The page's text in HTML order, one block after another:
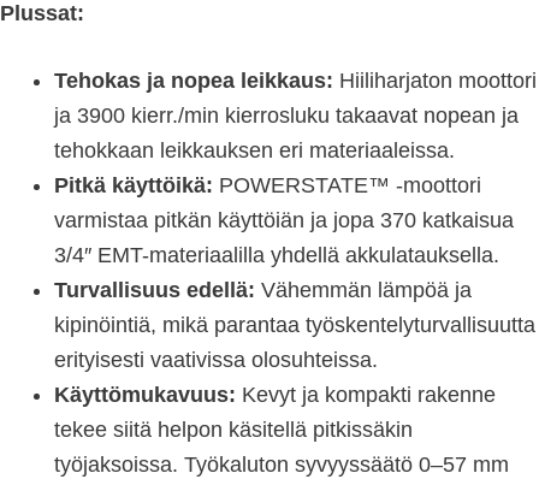
Plussat:
Tehokas ja nopea leikkaus: Hiiliharjaton moottori
ja 3900 kierr./min kierrosluku takaavat nopean ja
tehokkaan leikkauksen eri materiaaleissa.
Pitkä käyttöikä: POWERSTATE™ -moottori
varmistaa pitkän käyttöiän ja jopa 370 katkaisua
3/4″ EMT-materiaalilla yhdellä akkulatauksella.
Turvallisuus edellä: Vähemmän lämpöä ja
kipinöintiä, mikä parantaa työskentelyturvallisuutta
erityisesti vaativissa olosuhteissa.
Käyttömukavuus: Kevyt ja kompakti rakenne
tekee siitä helpon käsitellä pitkissäkin
työjaksoissa. Työkaluton syvyyssäätö 0–57 mm